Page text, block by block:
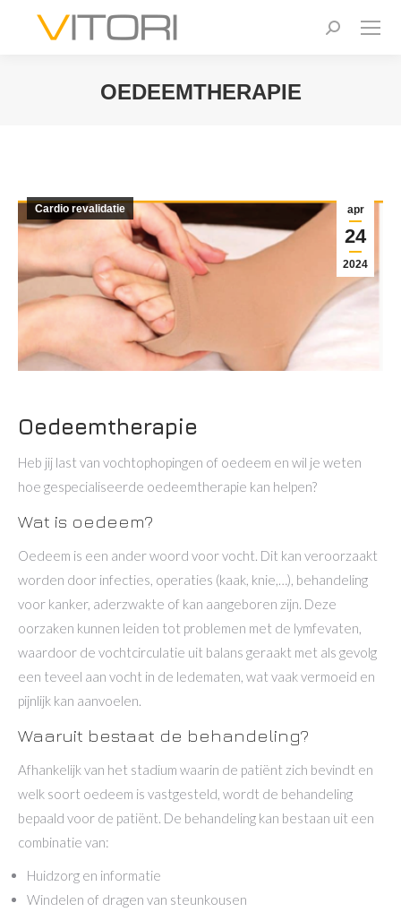
Zoeken:
OEDEEMTHERAPIE
apr
24
2024
Cardio revalidatie
Oedeemtherapie
Heb jij last van vochtophopingen of oedeem en wil je weten
hoe gespecialiseerde oedeemtherapie kan helpen?
Wat is oedeem?
Oedeem is een ander woord voor vocht. Dit kan veroorzaakt
worden door infecties, operaties (kaak, knie,…), behandeling
voor kanker, aderzwakte of kan aangeboren zijn. Deze
oorzaken kunnen leiden tot problemen met de lymfevaten,
waardoor de vochtcirculatie uit balans geraakt met als gevolg
een teveel aan vocht in de ledematen, wat vaak vermoeid en
pijnlijk kan aanvoelen.
Waaruit bestaat de behandeling?
Afhankelijk van het stadium waarin de patiënt zich bevindt en
welk soort oedeem is vastgesteld, wordt de behandeling
bepaald voor de patiënt. De behandeling kan bestaan uit een
combinatie van:
Huidzorg en informatie
Windelen of dragen van steunkousen